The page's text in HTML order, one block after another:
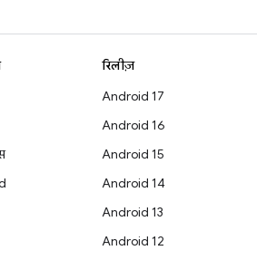
रिलीज़
Android 17
Android 16
Android 15
Android 14
Android 13
Android 12